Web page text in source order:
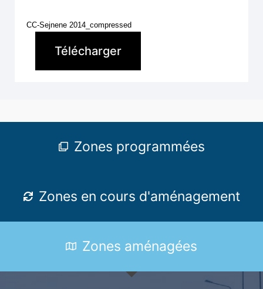
CC-Sejnene 2014_compressed
Télécharger
Zones programmées
Zones en cours d'aménagement
Zones aménagées